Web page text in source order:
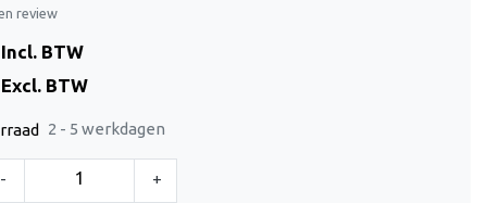
review
Incl. BTW
Excl. BTW
2 - 5 werkdagen
- +